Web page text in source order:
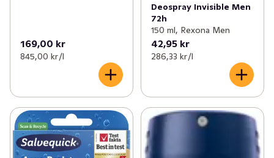
169,00 kr
845,00 kr /l
Deospray Invisible Men
72h
150 ml, Rexona Men
42,95 kr
286,33 kr /l